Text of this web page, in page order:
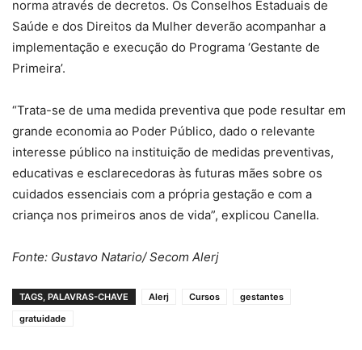
norma através de decretos. Os Conselhos Estaduais de
Saúde e dos Direitos da Mulher deverão acompanhar a
implementação e execução do Programa ‘Gestante de
Primeira’.
“Trata-se de uma medida preventiva que pode resultar em
grande economia ao Poder Público, dado o relevante
interesse público na instituição de medidas preventivas,
educativas e esclarecedoras às futuras mães sobre os
cuidados essenciais com a própria gestação e com a
criança nos primeiros anos de vida”, explicou Canella.
Fonte: Gustavo Natario/ Secom Alerj
TAGS, PALAVRAS-CHAVE Alerj Cursos
gestantes
gratuidade